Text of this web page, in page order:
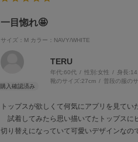
一目惚れ🤩
サイズ：M カラー：NAVY/WHITE
TERU
年代:60代 性別:女性 身長:
靴のサイズ:27cm 普段の服の
トップスが欲しくて何気にアプリを見て
試着してみたら思い描いてたトップスに
切り替えになっていて可愛いデザインな